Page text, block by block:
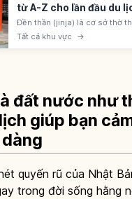
từ A-Z cho lần đầu du
Đền thần (jinja) là cơ sở thờ
Nhật, khoảng 80.000 ngôi.
cổng torii; quy trình: torii,
Tất cả khu vực →
đất nước như
giúp bạn
quyến rũ của Nhật
trong đời sống hằng